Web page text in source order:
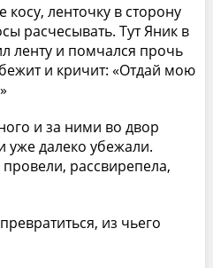
ленточку в сторону
расчесывать. Тут Яник в
ленту и помчался прочь
и кричит: «Отдай мою
и за ними во двор
уже далеко убежали.
рассвирепела,
из чьего